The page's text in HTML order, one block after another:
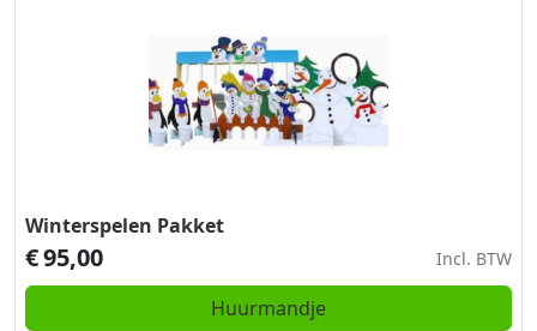
Winterspelen Pakket
€95,00 Incl. BTW
Huurmandje